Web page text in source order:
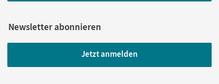
Newsletter abonnieren
Jetzt anmelden